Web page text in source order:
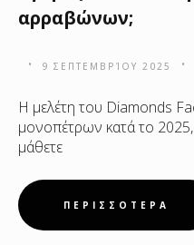
αρραβώνων;
9 ΣΕΠΤΕΜΒΡΊΟΥ 2025
Η μελέτη του Diamonds
μονοπέτρων κατά το
μάθετε
ΠΕΡΙΣΣΟΤΕΡΑ